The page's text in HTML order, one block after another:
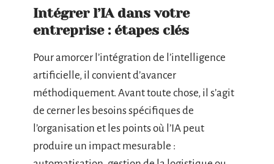
Intégrer l’IA dans votre
entreprise : étapes clés
Pour amorcer l’intégration de l’intelligence
artificielle, il convient d’avancer
méthodiquement. Avant toute chose, il s’agit
de cerner les besoins spécifiques de
l’organisation et les points où l’IA peut
produire un impact mesurable :